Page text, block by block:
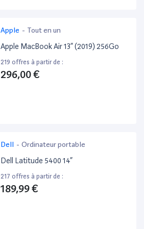
Apple - Tout en un
Apple MacBook Air 13” (2019) 256Go
219 offres à partir de :
296,00 €
Dell - Ordinateur portable
Dell Latitude 5400 14”
217 offres à partir de :
189,99 €